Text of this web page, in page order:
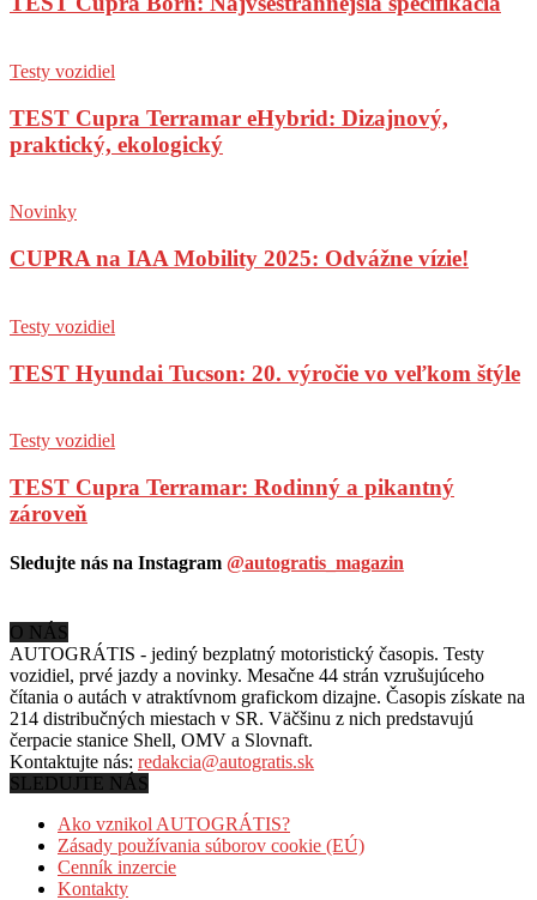
Testy vozidiel
TEST Cupra Terramar eHybrid: Dizajnový,
praktický, ekologický
Novinky
CUPRA na IAA Mobility 2025: Odvážne vízie!
Testy vozidiel
TEST Hyundai Tucson: 20. výročie vo veľkom štýle
Testy vozidiel
TEST Cupra Terramar: Rodinný a pikantný
zároveň
Sledujte nás na Instagram @autogratis_magazin
O NÁS
AUTOGRÁTIS - jediný bezplatný motoristický časopis. Testy
vozidiel, prvé jazdy a novinky. Mesačne 44 strán vzrušujúceho
čítania o autách v atraktívnom grafickom dizajne. Časopis získate na
214 distribučných miestach v SR. Väčšinu z nich predstavujú
čerpacie stanice Shell, OMV a Slovnaft.
Kontaktujte nás: redakcia@autogratis.sk
SLEDUJTE NÁS
Ako vznikol AUTOGRÁTIS?
Zásady používania súborov cookie (EÚ)
Cenník inzercie
Kontakty